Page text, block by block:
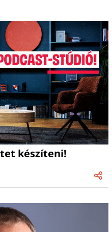
készíteni!